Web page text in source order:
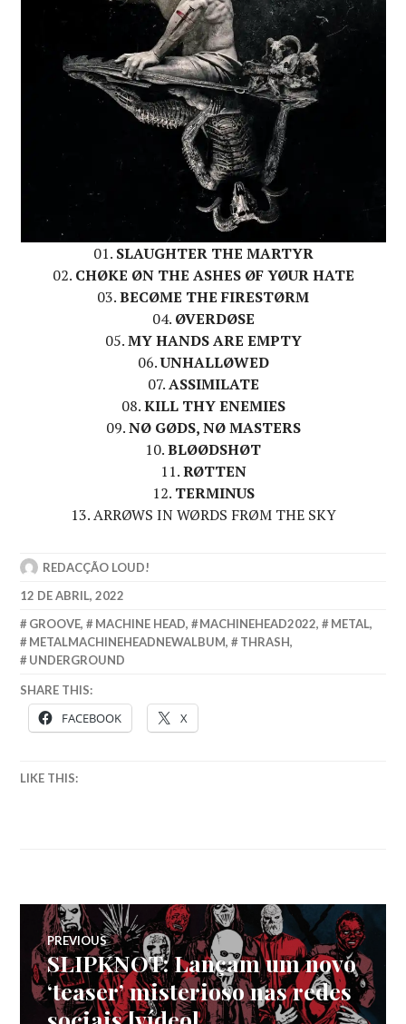
01. SLAUGHTER THE MARTYR
02. CHØKE ØN THE ASHES ØF YØUR HATE
03.BECØME THE FIRESTØRM
04. ØVERDØSE
05.MY HANDS ARE EMPTY
06.UNHALLØWED
07.ASSIMILATE
08.KILL THY ENEMIES
09.NØ GØDS, NØ MASTERS
10.BLØØDSHØT
11.RØTTEN
12. TERMINUS
13. ARRØWS IN WØRDS FRØM THE SKY
REDACÇÃO LOUD!
12 DE ABRIL, 2022
GROOVE, MACHINE HEAD, MACHINEHEAD2022, METAL,
METALMACHINEHEADNEWALBUM, THRASH,
UNDERGROUND
SHARE THIS:
FACEBOOK X
LIKE THIS:
Navegação
de
PREVIOUS
Previous
post:
SLIPKNOT: Lançam um novo
‘teaser’ misterioso nas redes